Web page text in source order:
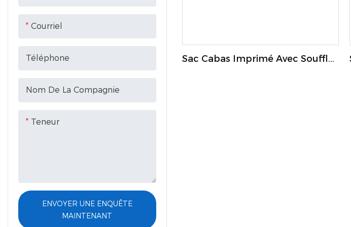
Courriel
Téléphone
Nom De La Compagnie
Teneur
ENVOYER UNE ENQUÊTE
MAINTENANT
Sac Cabas Imprimé Avec Soufflet